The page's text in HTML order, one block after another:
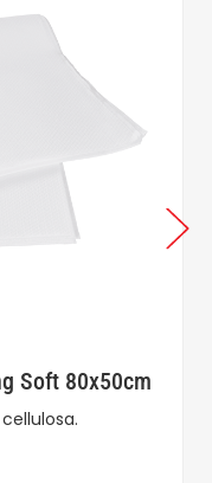
Soft 80x50cm